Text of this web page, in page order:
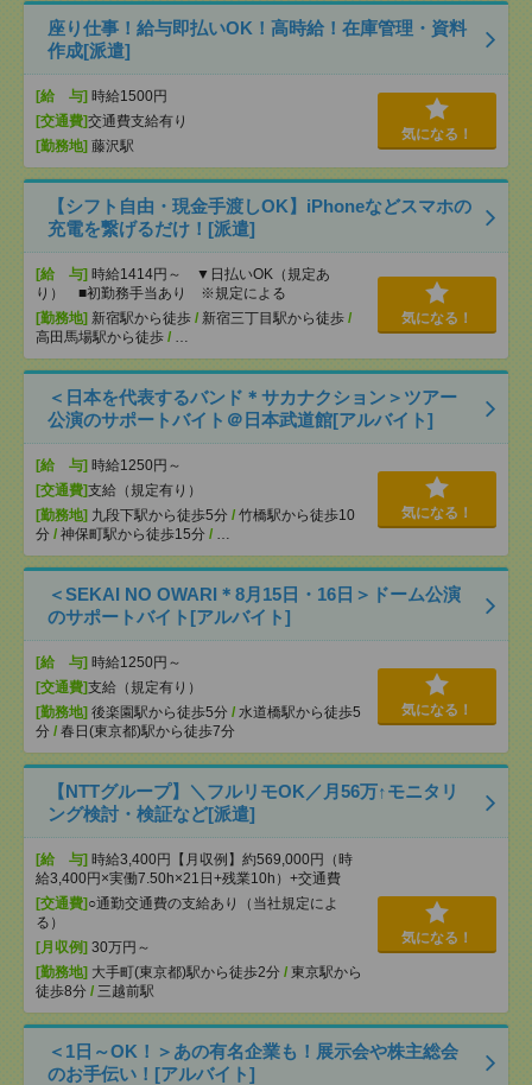
座り仕事！給与即払いOK！高時給！在庫管理・資料
作成[派遣]
[給 与] 時給1500円
[交通費]交通費支給有り
[勤務地] 藤沢駅
気になる！
【シフト自由・現金手渡しOK】iPhoneなどスマホの
充電を繋げるだけ！[派遣]
[給 与] 時給1414円～ ▼日払いOK（規定あ
り） ■初勤務手当あり ※規定による
[勤務地] 新宿駅から徒歩 / 新宿三丁目駅から徒歩 /
高田馬場駅から徒歩 / …
気になる！
＜日本を代表するバンド＊サカナクション＞ツアー
公演のサポートバイト＠日本武道館[アルバイト]
[給 与] 時給1250円～
[交通費]支給（規定有り）
[勤務地] 九段下駅から徒歩5分 / 竹橋駅から徒歩10
分 / 神保町駅から徒歩15分 / …
気になる！
＜SEKAI NO OWARI＊8月15日・16日＞ドーム公演
のサポートバイト[アルバイト]
[給 与] 時給1250円～
[交通費]支給（規定有り）
[勤務地] 後楽園駅から徒歩5分 / 水道橋駅から徒歩5
分 / 春日(東京都)駅から徒歩7分
気になる！
【NTTグループ】＼フルリモOK／月56万↑モニタリ
ング検討・検証など[派遣]
[給 与] 時給3,400円【月収例】約569,000円（時
給3,400円×実働7.50h×21日+残業10h）+交通費
[交通費] ○通勤交通費の支給あり（当社規定によ
る）
[月収例] 30万円～
[勤務地] 大手町(東京都)駅から徒歩2分 / 東京駅から
徒歩8分 / 三越前駅
気になる！
＜1日～OK！＞あの有名企業も！展示会や株主総会
のお手伝い！[アルバイト]